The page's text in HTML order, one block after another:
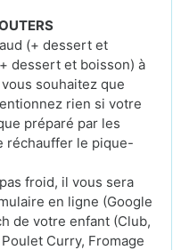
(+ dessert et
dessert et boisson) à
souhaitez que
rien si votre
préparé par les
réchauffer le pique-
froid, il vous sera
en ligne (Google
de votre enfant (Club,
Curry, Fromage